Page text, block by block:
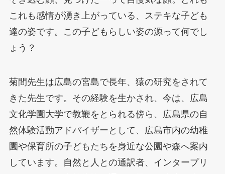
これも感情が湧き上がっている、ステキな子ども
達の姿です。この子どもらしい姿の源って何でし
ょう？
菊間先生は広島の宮島で長年、猿の研究をされて
きた先生です。その経験を生かされ、今は、広島
文化学園大学で教鞭をとられる傍ら、広島県の自
然体験活動アドバイザーとして、広島市内の幼稚
園や保育所の子どもたちを身近な公園や森へ案内
しています。自然と人との通訳者、インタープリ